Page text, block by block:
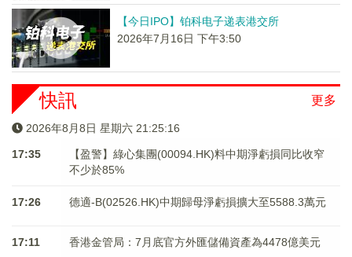
【今日IPO】铂科电子递表港交所
2026年7月16日 下午3:50
更多
快訊
2026年8月8日 星期六 21:25:16
17:35
【盈警】綠心集團(00094.HK)料中期淨虧損同比收窄
不少於85%
17:26 德適-B(02526.HK)中期歸母淨虧損擴大至5588.3萬元
17:11 香港金管局：7月底官方外匯儲備資產為4478億美元